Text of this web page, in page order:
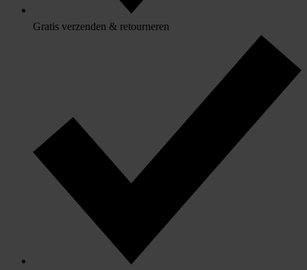
Gratis verzenden & retourneren